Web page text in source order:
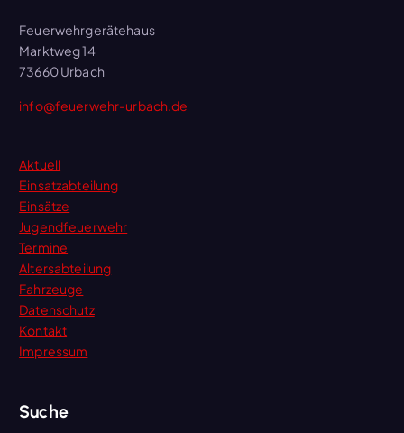
Feuerwehrgerätehaus
Marktweg 14
73660 Urbach
info@feuerwehr-urbach.de
Aktuell
Einsatzabteilung
Einsätze
Jugendfeuerwehr
Termine
Altersabteilung
Fahrzeuge
Datenschutz
Kontakt
Impressum
Suche